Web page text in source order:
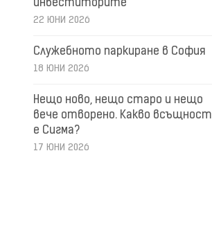
инвеститорите
22 ЮНИ 2026
Служебното паркиране в София
18 ЮНИ 2026
Нещо ново, нещо старо и нещо
вече отворено. Какво всъщност
е Сигма?
17 ЮНИ 2026